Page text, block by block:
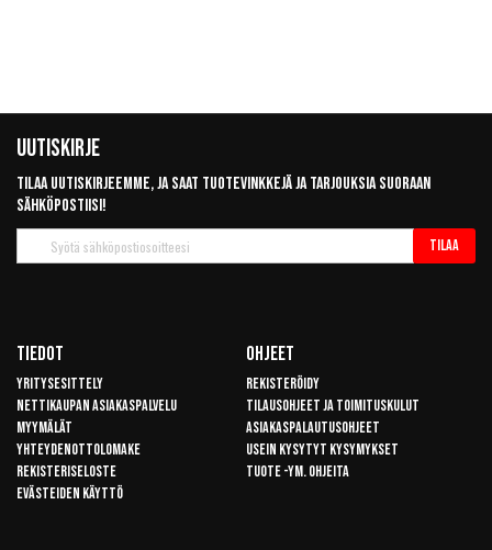
Uutiskirje
Tilaa uutiskirjeemme, ja saat tuotevinkkejä ja tarjouksia suoraan
sähköpostiisi!
uutiskirje
Tilaa
Tiedot
Yritysesittely
Nettikaupan asiakaspalvelu
Myymälät
Yhteydenottolomake
Rekisteriseloste
Evästeiden käyttö
Ohjeet
Rekisteröidy
Tilausohjeet ja toimituskulut
Asiakaspalautusohjeet
Usein kysytyt kysymykset
Tuote -ym. ohjeita